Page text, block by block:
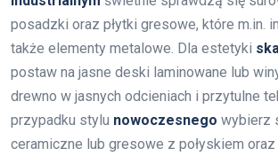
posadzki oraz płytki gresowe, które m.in.
także elementy metalowe. Dla estetyki
postaw na jasne deski laminowane lub
drewno w jasnych odcieniach i przytulne
przypadku stylu nowoczesnego wybierz
ceramiczne lub gresowe z połyskiem